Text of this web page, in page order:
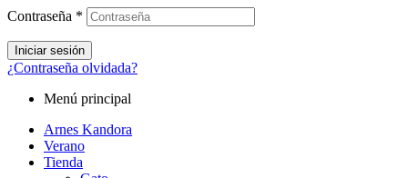
Contraseña *
Iniciar sesión
¿Contraseña olvidada?
Menú principal
Arnes Kandora
Verano
Tienda